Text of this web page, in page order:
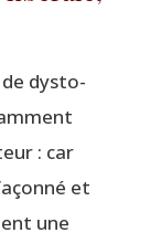
de dys­to­
: car
et
une